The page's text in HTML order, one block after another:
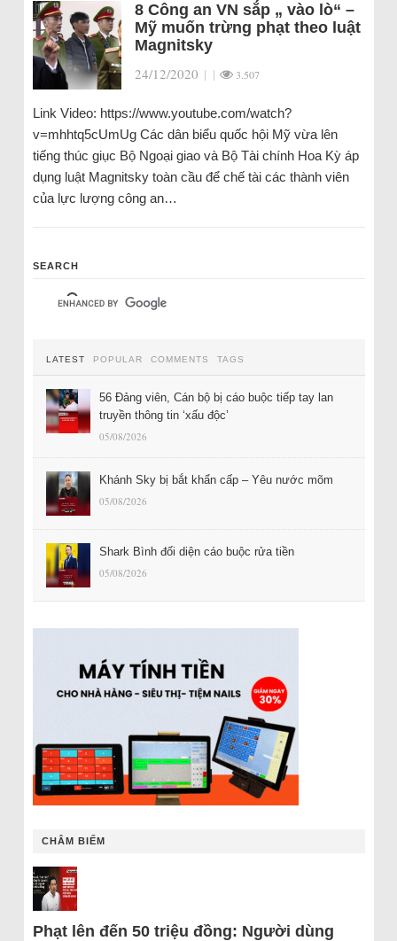
8 Công an VN sắp „ vào lò“ –
Mỹ muốn trừng phạt theo luật
Magnitsky
24/12/2020 | | 3.507
Link Video: https://www.youtube.com/watch?
v=mhhtq5cUmUg Các dân biểu quốc hội Mỹ vừa lên
tiếng thúc giục Bộ Ngoại giao và Bộ Tài chính Hoa Kỳ áp
dụng luật Magnitsky toàn cầu để chế tài các thành viên
của lực lượng công an…
SEARCH
LATEST POPULAR COMMENTS TAGS
56 Đảng viên, Cán bộ bị cáo buộc tiếp tay lan
truyền thông tin ‘xấu độc’
05/08/2026
Khánh Sky bị bắt khẩn cấp – Yêu nước mõm
05/08/2026
Shark Bình đối diện cáo buộc rửa tiền
05/08/2026
CHÂM BIẾM
Phạt lên đến 50 triệu đồng: Người dùng